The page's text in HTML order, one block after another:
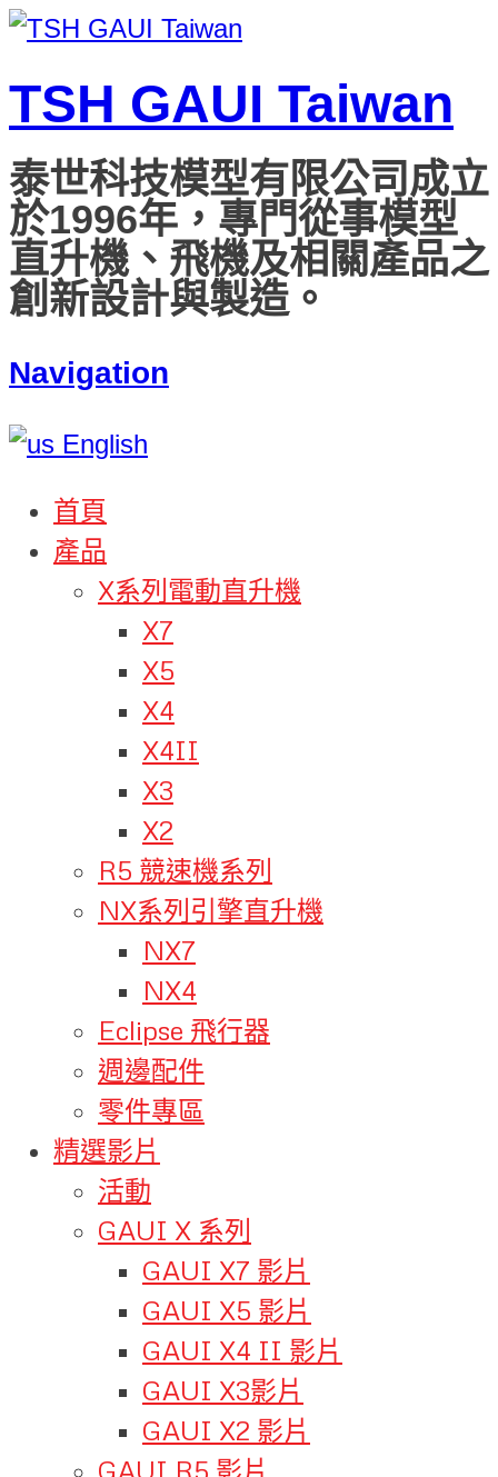
TSH GAUI Taiwan
泰世科技模型有限公司成立
於1996年，專門從事模型
直升機、飛機及相關產品之
創新設計與製造。
Navigation
English
首頁
產品
X系列電動直升機
X7
X5
X4
X4II
X3
X2
R5 競速機系列
NX系列引擎直升機
NX7
NX4
Eclipse 飛行器
週邊配件
零件專區
精選影片
活動
GAUI X 系列
GAUI X7 影片
GAUI X5 影片
GAUI X4 II 影片
GAUI X3影片
GAUI X2 影片
GAUI R5 影片